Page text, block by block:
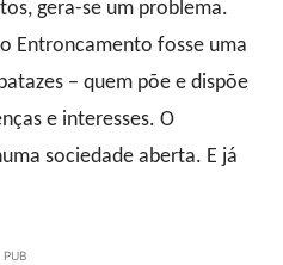
gera-se um problema.
Entroncamento fosse uma
− quem põe e dispõe
e interesses. O
sociedade aberta. E já
PUB